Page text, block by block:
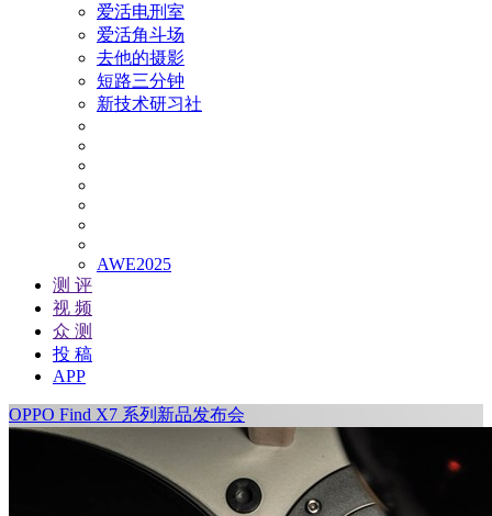
爱活电刑室
爱活角斗场
去他的摄影
短路三分钟
新技术研习社
AWE2025
测 评
视 频
众 测
投 稿
APP
OPPO Find X7 系列新品发布会